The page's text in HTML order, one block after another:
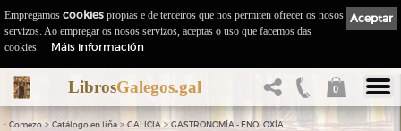
LibrosGalegos.gal 0
:: Comezo > Catálogo en liña > GALICIA> GASTRONOMÍA - ENOLOXÍA
Aceptar
Empregamos cookies propias e de terceiros que nos permiten ofrecer os nosos
servizos. Ao empregar os nosos servizos, aceptas o uso que facemos das
cookies.
Máis información